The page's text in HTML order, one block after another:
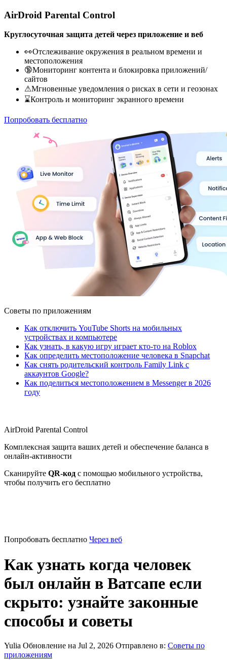
AirDroid Parental Control
Круглосуточная защита детей через приложение и веб
👀Отслеживание окружения в реальном времени и
местоположения
🔞Мониторинг контента и блокировка приложений/
сайтов
⚠Мгновенные уведомления о рисках в сети и геозонах
⌛Контроль и мониторинг экранного времени
Попробовать бесплатно
Советы по приложениям
Как отключить YouTube Shorts на мобильных
устройствах и компьютере
Как узнать, в какую игру играет кто-то на Roblox
Как определить местоположение человека в Snapchat
Как снять родительский контроль Family Link с
аккаунтов Google?
Как поделиться местоположением в Messenger в 2026
году
AirDroid Parental Control
Комплексная защита ваших детей и обеспечение баланса в
онлайн-активности
Сканируйте QR-код с помощью мобильного устройства,
чтобы получить его бесплатно
Попробовать бесплатно Через веб
Как узнать когда человек
был онлайн в Ватсапе если
скрыто: узнайте законные
способы и советы
Yulia Обновление на Jul 2, 2026 Отправлено в: Советы по
приложениям